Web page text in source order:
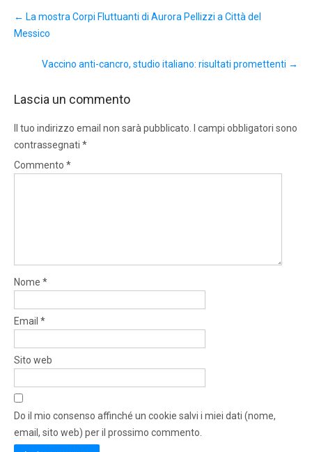
navigation
← La mostra Corpi Fluttuanti di Aurora Pellizzi a Città del
Messico
Vaccino anti-cancro, studio italiano: risultati promettenti →
Lascia un commento
Il tuo indirizzo email non sarà pubblicato.
I campi obbligatori sono
contrassegnati *
Commento *
Nome *
Email *
Sito web
Do il mio consenso affinché un cookie salvi i miei dati (nome,
email, sito web) per il prossimo commento.